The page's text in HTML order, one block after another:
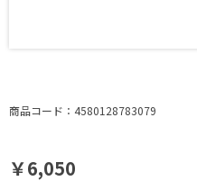
商品コード：4580128783079
￥6,050